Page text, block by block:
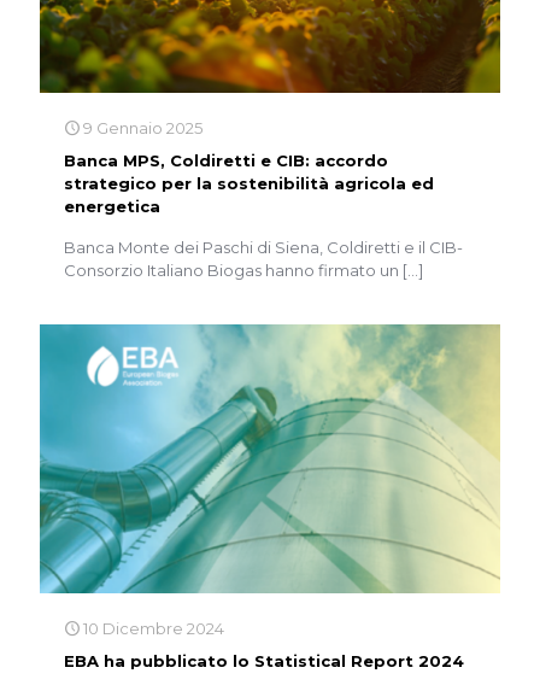
9 Gennaio 2025
Banca MPS, Coldiretti e CIB: accordo
strategico per la sostenibilità agricola ed
energetica
Banca Monte dei Paschi di Siena, Coldiretti e il CIB-
Consorzio Italiano Biogas hanno firmato un […]
10 Dicembre 2024
EBA ha pubblicato lo Statistical Report 2024